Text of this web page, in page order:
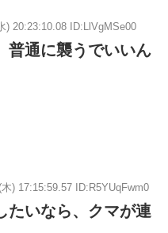
) 20:23:10.08 ID:LlVgMSe00
普通に襲うでいいん
) 17:15:59.57 ID:R5YUqFwm0
たいなら、クマが連